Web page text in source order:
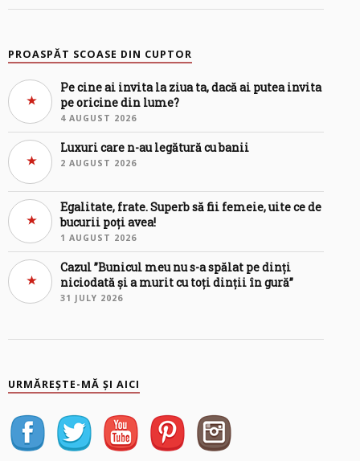
PROASPĂT SCOASE DIN CUPTOR
Pe cine ai invita la ziua ta, dacă ai putea invita
pe oricine din lume?
4 AUGUST 2026
Luxuri care n-au legătură cu banii
2 AUGUST 2026
Egalitate, frate. Superb să fii femeie, uite ce de
bucurii poți avea!
1 AUGUST 2026
Cazul ”Bunicul meu nu s-a spălat pe dinți
niciodată și a murit cu toți dinții în gură”
31 JULY 2026
URMĂREȘTE-MĂ ȘI AICI